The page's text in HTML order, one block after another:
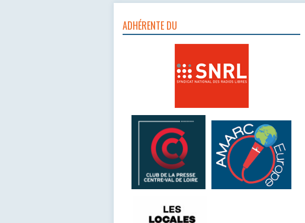
ADHÉRENTE DU